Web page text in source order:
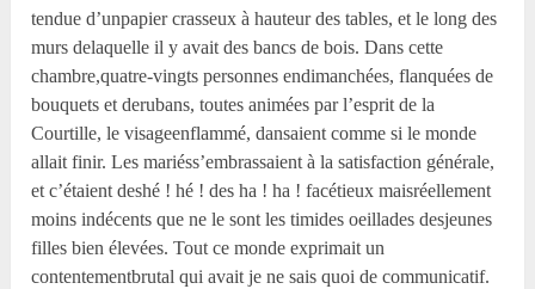
tendue d’unpapier crasseux à hauteur des tables, et le long des
murs delaquelle il y avait des bancs de bois. Dans cette
chambre,quatre-vingts personnes endimanchées, flanquées de
bouquets et derubans, toutes animées par l’esprit de la
Courtille, le visageenflammé, dansaient comme si le monde
allait finir. Les mariéss’embrassaient à la satisfaction générale,
et c’étaient deshé ! hé ! des ha ! ha ! facétieux maisréellement
moins indécents que ne le sont les timides oeillades desjeunes
filles bien élevées. Tout ce monde exprimait un
contentementbrutal qui avait je ne sais quoi de communicatif.